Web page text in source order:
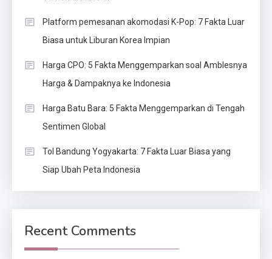
Platform pemesanan akomodasi K-Pop: 7 Fakta Luar
Biasa untuk Liburan Korea Impian
Harga CPO: 5 Fakta Menggemparkan soal Amblesnya
Harga & Dampaknya ke Indonesia
Harga Batu Bara: 5 Fakta Menggemparkan di Tengah
Sentimen Global
Tol Bandung Yogyakarta: 7 Fakta Luar Biasa yang
Siap Ubah Peta Indonesia
Recent Comments